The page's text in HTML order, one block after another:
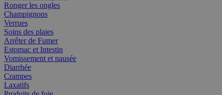
Ronger les ongles
Champignons
Verrues
Soins des plaies
Arrêter de Fumer
Estomac et Intestin
Vomissement et nausée
Diarrhée
Crampes
Laxatifs